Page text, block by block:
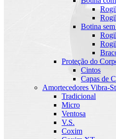
Botina
Proteção do
Cintos
Capas de
Amortecedores Vibra-
Tradicional
Micro
Ventosa
V.S.
Coxim